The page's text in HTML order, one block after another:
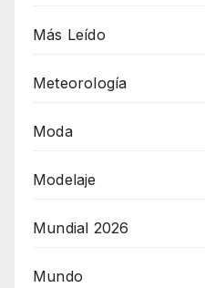
Más Leído
Meteorología
Moda
Modelaje
Mundial 2026
Mundo